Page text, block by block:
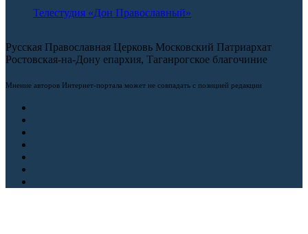
Телестудия «Дон Православный»
Русская Православная Церковь Московский Патриархат
Ростовская-на-Дону епархия, Таганрогское благочиние
Мнение авторов Интернет-портала может не совпадать с позицией редакции